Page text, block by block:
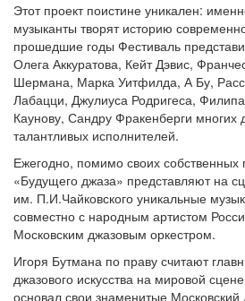
Этот проект поистине уникален:
музыканты творят историю
прошедшие годы Фестиваль
Олега Аккуратова, Кейт Дэвис,
Шермана, Марка Уитфилда, А Бу,
Лабацци, Джулиуса Родригеса,
Каунову, Сандру Фракенберги многих
талантливых исполнителей.
Ежегодно, помимо своих собственных
«Будущего джаза» представляют на
им. П.И.Чайковского уникальные
совместно с народным артистом
Московским джазовым оркестром.
Игоря Бутмана по праву считают
джазового искусства на мировой
основал свои знаменитые Московский